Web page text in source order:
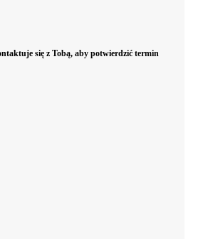
Bramy segmentowe Bramy
dwuskrzydłowe
się z Tobą, aby potwierdzić termin